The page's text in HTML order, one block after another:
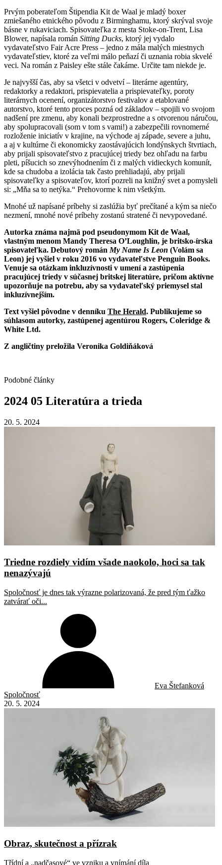
Prvým poberateľom Štipendia Kit de Waal je mladý boxer
zmiešaného etnického pôvodu z Birminghamu, ktorý skrýval svoje
básne v rukaviciach. Spisovateľka z mesta Stoke-on-Trent, Lisa
Blower, napísala román Sitting Ducks, ktorý jej vydalo
vydavateľstvo Fair Acre Press – jedno z mála malých miestnych
vydavateľstiev, ktoré za veľmi málo peňazí či uznania robia skvelé
veci. Na román z Paisley ešte stále čakáme. Určite tam niekde je.
Je najvyšší čas, aby sa všetci v odvetví – literárne agentúry,
redaktorky a redaktori, prispievatelia a prispievateľky, poroty
literárnych ocenení, organizátorstvo festivalov a etablované
autorstvo, ktoré tento proces pozná od základov – spojili vo svojom
nadšení pre zmenu, aby konali bezprostredne a s otvorenou náručou,
aby spolupracovali (som v tom s vami!) a zabezpečili rovnomerné
rozloženie iniciatív v krajine, na východe aj západe, severe a juhu,
a aj v kultúrne či ekonomicky zaostávajúcich londýnskych štvrtiach,
aby prijali spisovateľstvo z pracujúcej triedy bez ohľadu na farbu
pleti, píšucich so znevýhodnením či z malých vidieckych komunít,
kde sa chudoba a izolácia tak často prehliadajú, aby prijali
spisovateľky a spisovateľov, ktorí pozreli na knižný svet a pomysleli
si: „Mňa sa to netýka.“ Prehovorme k nim všetkým.
Mnohé už napísané príbehy si zaslúžia byť prečítané a kým sa niečo
nezmení, mnohé nové príbehy zostanú stratené či nevypovedané.
Autorka známa najmä pod pseudonymom Kit de Waal,
vlastným menom Mandy Theresa O’Loughlin, je britsko-írska
spisovateľka. Debutový román My Name Is Leon (Volám sa
Leon) jej vyšiel v roku 2016 vo vydavateľstve Penguin Books.
Venuje sa otázkam inkluzívnosti v umení a zastúpenia
pracujúcej triedy v súčasnej britskej literatúre, pričom aktívne
upozorňuje na potrebu, aby sa vydavateľský priemysel stal
inkluzívnejším.
Text vyšiel pôvodne v denníku The Herald. Publikujeme so
súhlasom autorky, zastúpenej agentúrou Rogers, Coleridge &
White Ltd.
Z angličtiny preložila Veronika Goldiňáková
Podobné články
2024 05 Literatúra a trieda
20. 5. 2024
Triedne rozdiely vidím všade naokolo, hoci sa tak
nenazývajú
Spoločnosť je dnes tak výrazne polarizovaná, že pred tým ťažko
zatvárať oči...
Eva Štefanková
Spoločnosť
20. 5. 2024
Obraz, skutečnost a přízrak
Třídní a „nadčasové“ ve vzniku a vnímání díla